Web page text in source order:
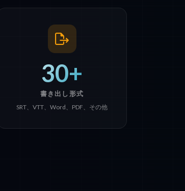
30+
書き出し形式
SRT、VTT、Word、PDF、その他